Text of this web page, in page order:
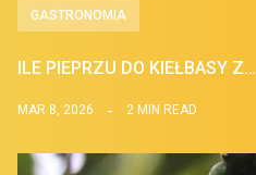
GASTRONOMIA
ILE PIEPRZU DO KIEŁBASY Z…
MAR 8, 2026 2 MIN READ